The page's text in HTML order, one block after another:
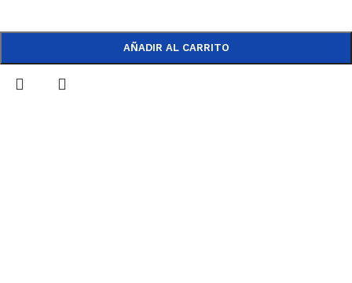
AÑADIR AL CARRITO